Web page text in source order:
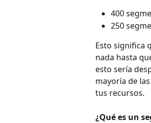
400
250
Esto significa
nada hasta
esto sería
mayoría de
tus recursos.
¿Qué es un